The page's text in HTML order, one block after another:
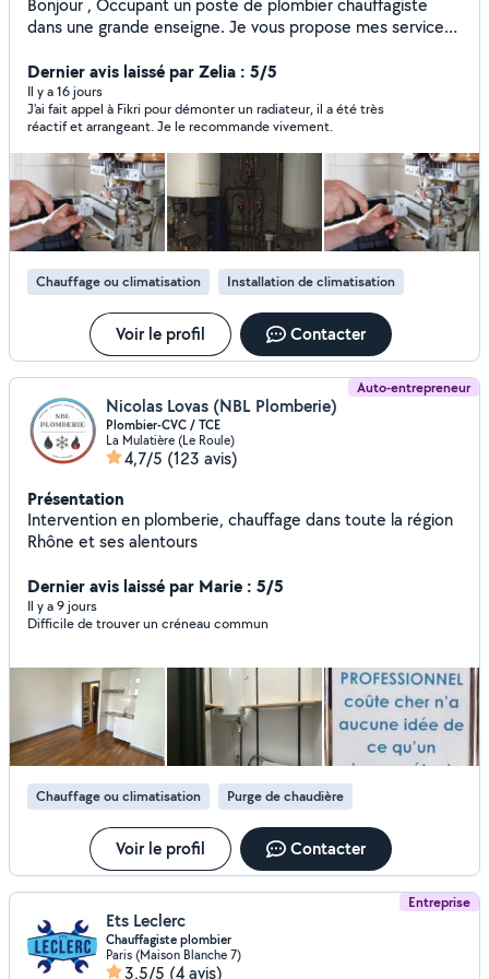
Bonjour , Occupant un poste de plombier chauffagiste
dans une grande enseigne. Je vous propose mes services
d'équipement thermique. Réglage et régulation .
Installation de chaudière, climatisation. Alimentation en
eau tout ce qui est en rapport avec le confort de votre
maison . Je propose également mes services pour vous
aider à améliorer vos factures d'énergie. O778701929
Dernier avis laissé par Zelia : 5/5
Il y a 16 jours
J'ai fait appel à Fikri pour démonter un radiateur, il a été très
réactif et arrangeant. Je le recommande vivement.
Chauffage ou climatisation Installation de climatisation
Voir le profil Contacter
Auto-entrepreneur
Nicolas Lovas (NBL Plomberie)
Plombier-CVC / TCE
La Mulatière (Le Roule)
4,7/5 (123 avis)
Présentation
Intervention en plomberie, chauffage dans toute la région
Rhône et ses alentours
Dernier avis laissé par Marie : 5/5
Il y a 9 jours
Difficile de trouver un créneau commun
Chauffage ou climatisation Purge de chaudière
Voir le profil Contacter
Entreprise
Ets Leclerc
Chauffagiste plombier
Paris (Maison Blanche 7)
3,5/5 (4 avis)